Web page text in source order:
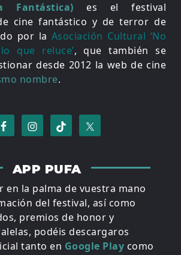
Fantástica) es el festival
cine fantástico y de terror de
por la Asociación Cultural ‘No
que reluce’, que también se
desde 2012 la web de cine
nombre.
APP PUFA
en la palma de vuestra mano
del festival, así como
premios de honor y
podéis descargaros
tanto en Google Play como